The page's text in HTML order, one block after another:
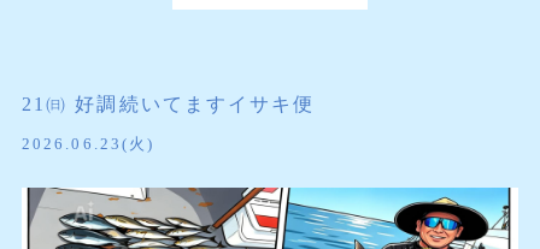
21㈰ 好調続いてますイサキ便
2026.06.23(火)